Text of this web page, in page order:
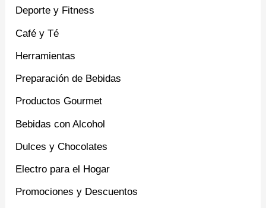
Deporte y Fitness
Café y Té
Herramientas
Preparación de Bebidas
Productos Gourmet
Bebidas con Alcohol
Dulces y Chocolates
Electro para el Hogar
Promociones y Descuentos